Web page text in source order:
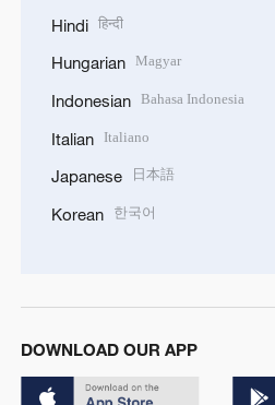
Hindi हिन्दी
Hungarian Magyar
Indonesian Bahasa Indonesia
Italian Italiano
Japanese 日本語
Korean 한국어
DOWNLOAD OUR APP